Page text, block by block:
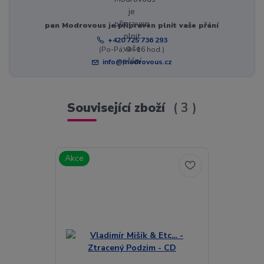
pan Modrovous je připraven plnit vaše přání
+420 725 736 293
(Po-Pá, 8 - 16 hod.)
info@modrovous.cz
Související zboží 3
Akce